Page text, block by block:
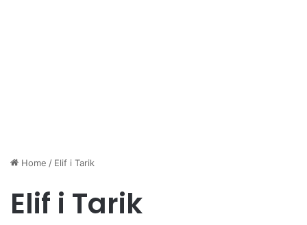
Home / Elif i Tarik
Elif i Tarik